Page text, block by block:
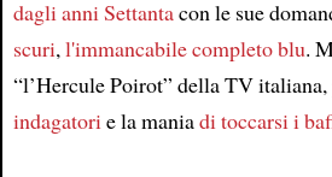
Article
dagli anni Settantacon le sue
scuri,l'immancabile completo blu.
“l’Hercule Poirot” della TV italiana,
indagatorie la maniadi toccarsi i